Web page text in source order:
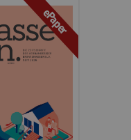
ePaper